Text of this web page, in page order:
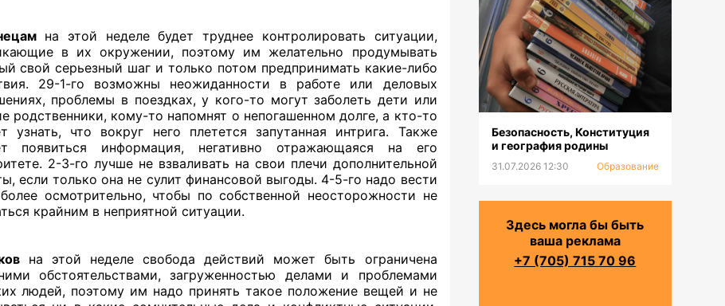
на этой неделе будет труднее контролировать ситуации,
в их окружении, поэтому им желательно продумывать
свой серьезный шаг и только потом предпринимать какие-либо
29-1-го возможны неожиданности в работе или деловых
проблемы в поездках, у кого-то могут заболеть дети или
родственники, кому-то напомнят о непогашенном долге, а кто-то
узнать, что вокруг него плетется запутанная интрига. Также
появиться информация, негативно отражающаяся на его
2-3-го лучше не взваливать на свои плечи дополнительной
если только она не сулит финансовой выгоды. 4-5-го надо вести
осмотрительно, чтобы по собственной неосторожности не
крайним в неприятной ситуации.
на этой неделе свобода действий может быть ограничена
обстоятельствами, загруженностью делами и проблемами
людей, поэтому им надо принять такое положение вещей и не
Безопасность, Конституция
и география родины
31.07.2026 12:30 Образование
Здесь могла бы быть
ваша реклама
+7 (705) 715 70 96